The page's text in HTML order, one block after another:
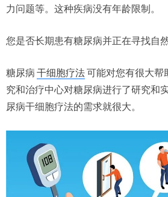
力问题等。这种疾病没有年龄限制。
您是否长期患有糖尿病并正在寻找自
糖尿病 干细胞疗法可能对您有很大帮
究和治疗中心对糖尿病进行了研究和
尿病干细胞疗法的需求就很大。